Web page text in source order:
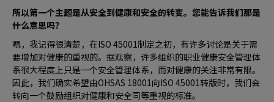
所以第一个主题是从安全到健康和安全的转变。您能告诉我们那是
什么意思吗？
嗯，我记得很清楚，在ISO 45001制定之初，有许多讨论是关于需
要增加对健康的重视的。据观察，许多组织的职业健康安全管理体
系很大程度上只是一个安全管理体系，而对健康的关注非常有限。
因此，我们确实希望由OHSAS 18001向ISO 45001转版时，我们会
转向一个鼓励组织对健康和安全同等重视的标准。